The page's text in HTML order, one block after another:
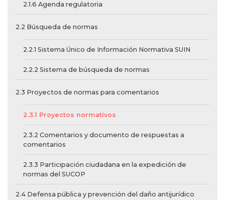
2.1.6 Agenda regulatoria
2.2 Búsqueda de normas
2.2.1 Sistema Único de Información Normativa SUIN
2.2.2 Sistema de búsqueda de normas
2.3 Proyectos de normas para comentarios
2.3.1 Proyectos normativos
2.3.2 Comentarios y documento de respuestas a
comentarios
2.3.3 Participación ciudadana en la expedición de
normas del SUCOP
2.4 Defensa pública y prevención del daño antijurídico